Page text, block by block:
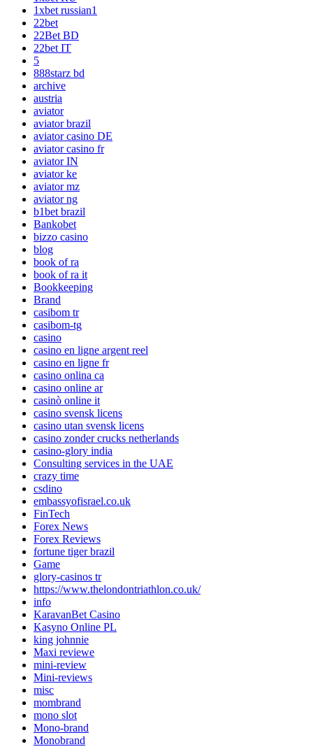
1xbet russian1
22bet
22Bet BD
22bet IT
5
888starz bd
archive
austria
aviator
aviator brazil
aviator casino DE
aviator casino fr
aviator IN
aviator ke
aviator mz
aviator ng
b1bet brazil
Bankobet
bizzo casino
blog
book of ra
book of ra it
Bookkeeping
Brand
casibom tr
casibom-tg
casino
casino en ligne argent reel
casino en ligne fr
casino onlina ca
casino online ar
casinò online it
casino svensk licens
casino utan svensk licens
casino zonder crucks netherlands
casino-glory india
Consulting services in the UAE
crazy time
csdino
embassyofisrael.co.uk
FinTech
Forex News
Forex Reviews
fortune tiger brazil
Game
glory-casinos tr
https://www.thelondontriathlon.co.uk/
info
KaravanBet Casino
Kasyno Online PL
king johnnie
Maxi reviewe
mini-review
Mini-reviews
misc
mombrand
mono slot
Mono-brand
Monobrand